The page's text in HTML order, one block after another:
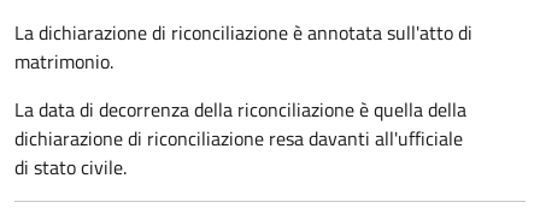
La dichiarazione di riconciliazione è annotata sull'atto di
matrimonio.
La data di decorrenza della riconciliazione è quella della
dichiarazione di riconciliazione resa davanti all'ufficiale
di stato civile.